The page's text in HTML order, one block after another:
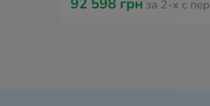
92 598 грн за 2-х с перелётом